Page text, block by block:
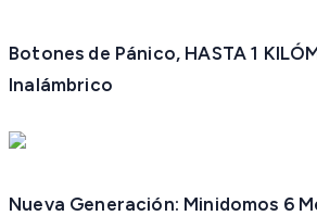
Botones de Pánico, HASTA 1
Inalámbrico
Nueva Generación: Minidomos 6